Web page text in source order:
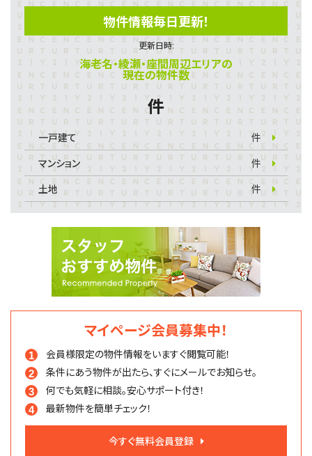
物件情報毎日更新！
更新日時:
海老名・綾瀬・座間周辺エリアの
現在の物件数
件
一戸建て
件
マンション
件
土地
件
マイページ会員募集中！
会員様限定の物件情報をいますぐ閲覧可能！
条件にあう物件が出たら、すぐにメールでお知らせ。
何でも気軽に相談。安心サポート付き！
最新物件を簡単チェック！
今すぐ無料会員登録